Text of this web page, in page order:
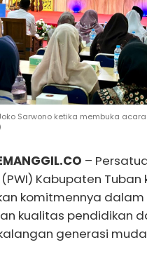
Sarwono ketika membuka
–
Kabupaten Tuban
komitmennya
kualitas pendidikan
generasi